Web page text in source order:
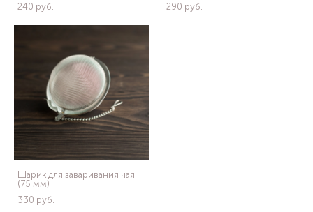
240 pуб.
290 pуб.
Шарик для заваривания чая
(75 мм)
330 pуб.